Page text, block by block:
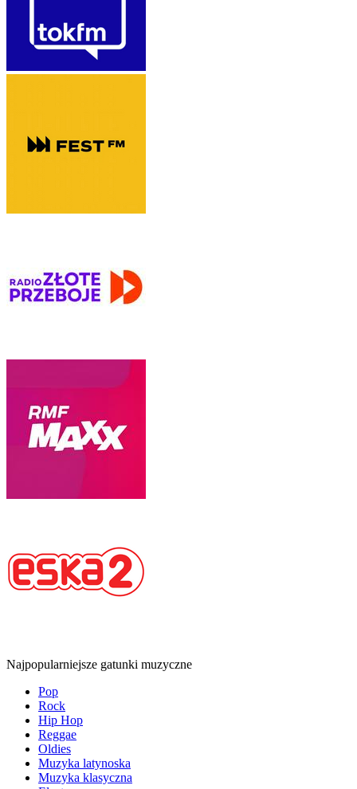
Najpopularniejsze gatunki muzyczne
Pop
Rock
Hip Hop
Reggae
Oldies
Muzyka latynoska
Muzyka klasyczna